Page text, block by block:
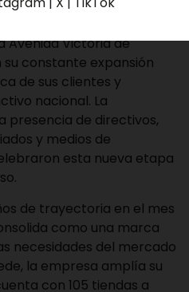
envíos nacionales e
Avenida Victoria de
su constante expansión
de sus clientes y
nacional. La
presencia de directivos,
y medios de
esta nueva etapa
de trayectoria en el mes
como una marca
necesidades del mercado
la empresa amplía su
con 105 tiendas a